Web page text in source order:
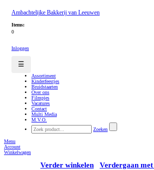
Ambachtelijke Bakkerij van Leeuwen
Items:
0
Inloggen
☰
Assortiment
Kinderfeestjes
Bruidstaarten
Over ons
Filmpjes
Vacatures
Contact
Multi Media
M.V.O.
Zoeken
Menu
Account
Winkelwagen
Verder winkelen Verdergaan met